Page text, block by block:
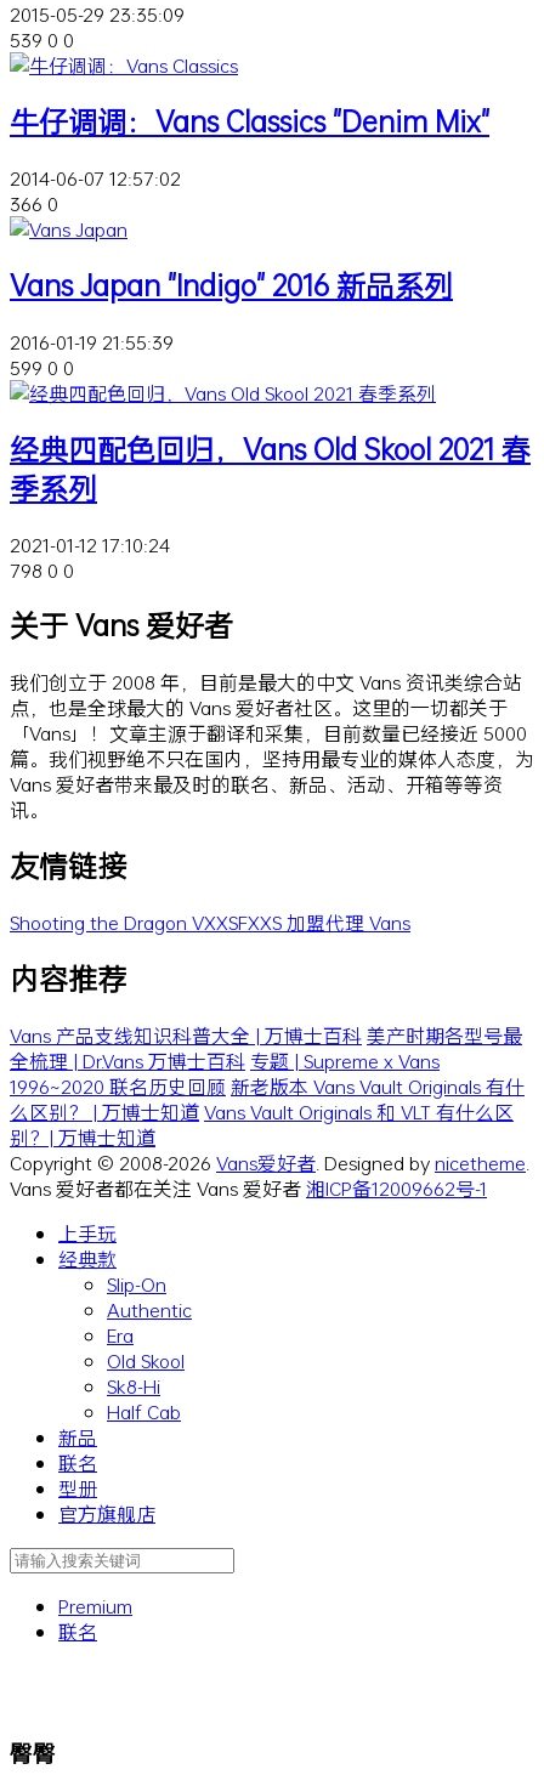
2015-05-29 23:35:09
539 0 0
牛仔调调：Vans Classics "Denim Mix"
2014-06-07 12:57:02
366 0
Vans Japan "Indigo" 2016 新品系列
2016-01-19 21:55:39
599 0 0
经典四配色回归，Vans Old Skool 2021 春
季系列
2021-01-12 17:10:24
798 0 0
关于 Vans 爱好者
我们创立于 2008 年，目前是最大的中文 Vans 资讯类综合站
点，也是全球最大的 Vans 爱好者社区。这里的一切都关于
「Vans」！文章主源于翻译和采集，目前数量已经接近 5000
篇。我们视野绝不只在国内，坚持用最专业的媒体人态度，为
Vans 爱好者带来最及时的联名、新品、活动、开箱等等资
讯。
友情链接
Shooting the Dragon VXXSFXXS加盟代理 Vans
内容推荐
Vans 产品支线知识科普大全 | 万博士百科美产时期各型号最
全梳理 | Dr.Vans 万博士百科 专题 | Supreme x Vans
1996~2020 联名历史回顾 新老版本 Vans Vault Originals 有什
么区别？ | 万博士知道Vans Vault Originals 和 VLT 有什么区
别？| 万博士知道
Copyright © 2008-2026 Vans爱好者 . Designed bynicetheme
Vans 爱好者都在关注 Vans 爱好者湘ICP备12009662号-1
上手玩
经典款
Slip-On
Authentic
Era
Old Skool
Sk8-Hi
Half Cab
新品
联名
型册
官方旗舰店
Premium
联名
臀臀